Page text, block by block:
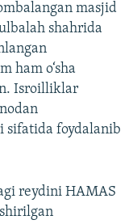
masjid
shahrida
ham o‘sha
Isroilliklar
sifatida foydalanib
reydini HAMAS